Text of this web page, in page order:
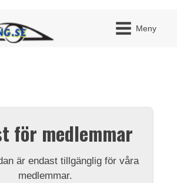
Meny
för medlemmar
är endast tillgänglig för våra
medlemmar.